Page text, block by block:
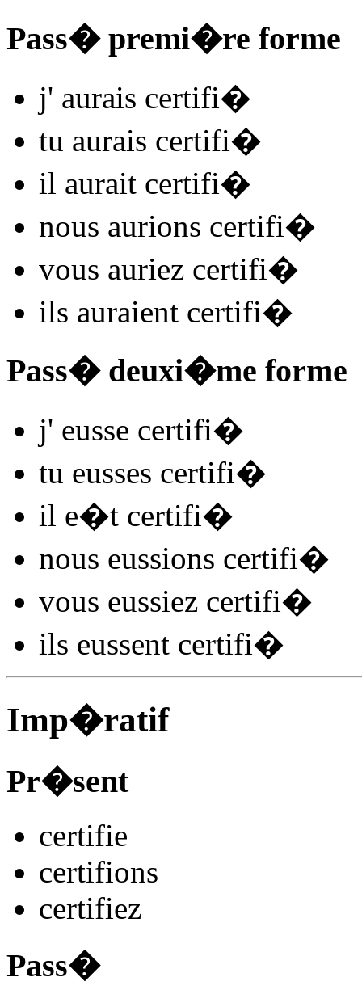
Pass� premi�re forme
j' aurais certifi�
tu aurais certifi�
il aurait certifi�
nous aurions certifi�
vous auriez certifi�
ils auraient certifi�
Pass� deuxi�me forme
j' eusse certifi�
tu eusses certifi�
il e�t certifi�
nous eussions certifi�
vous eussiez certifi�
ils eussent certifi�
Imp�ratif
Pr�sent
certifie
certifions
certifiez
Pass�